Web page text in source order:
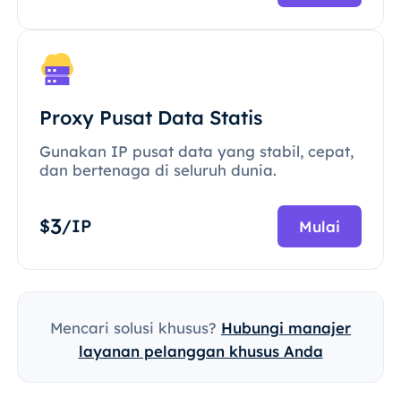
Proxy Pusat Data Statis
Gunakan IP pusat data yang stabil, cepat,
dan bertenaga di seluruh dunia.
$3/IP Mulai
Mencari solusi khusus? Hubungi manajer
layanan pelanggan khusus Anda